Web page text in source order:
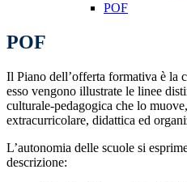
POF
POF
Il Piano dell’offerta formativa è la
esso vengono illustrate le linee
culturale-pedagogica che lo
extracurricolare, didattica ed
L’autonomia delle scuole si
descrizione: